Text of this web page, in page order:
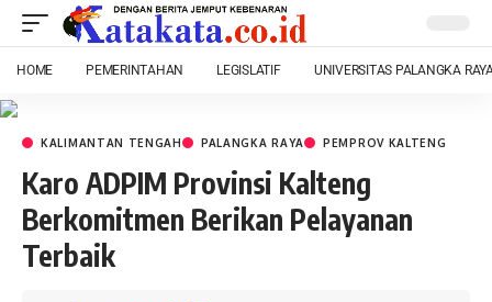
HOME PEMERINTAHAN LEGISLATIF UNIVERSITAS PALANGKA
KALIMANTAN TENGAH PALANGKA RAYA PEMPROV KALTENG
Karo ADPIM Provinsi Kalteng
Berkomitmen Berikan Pelayanan
Terbaik